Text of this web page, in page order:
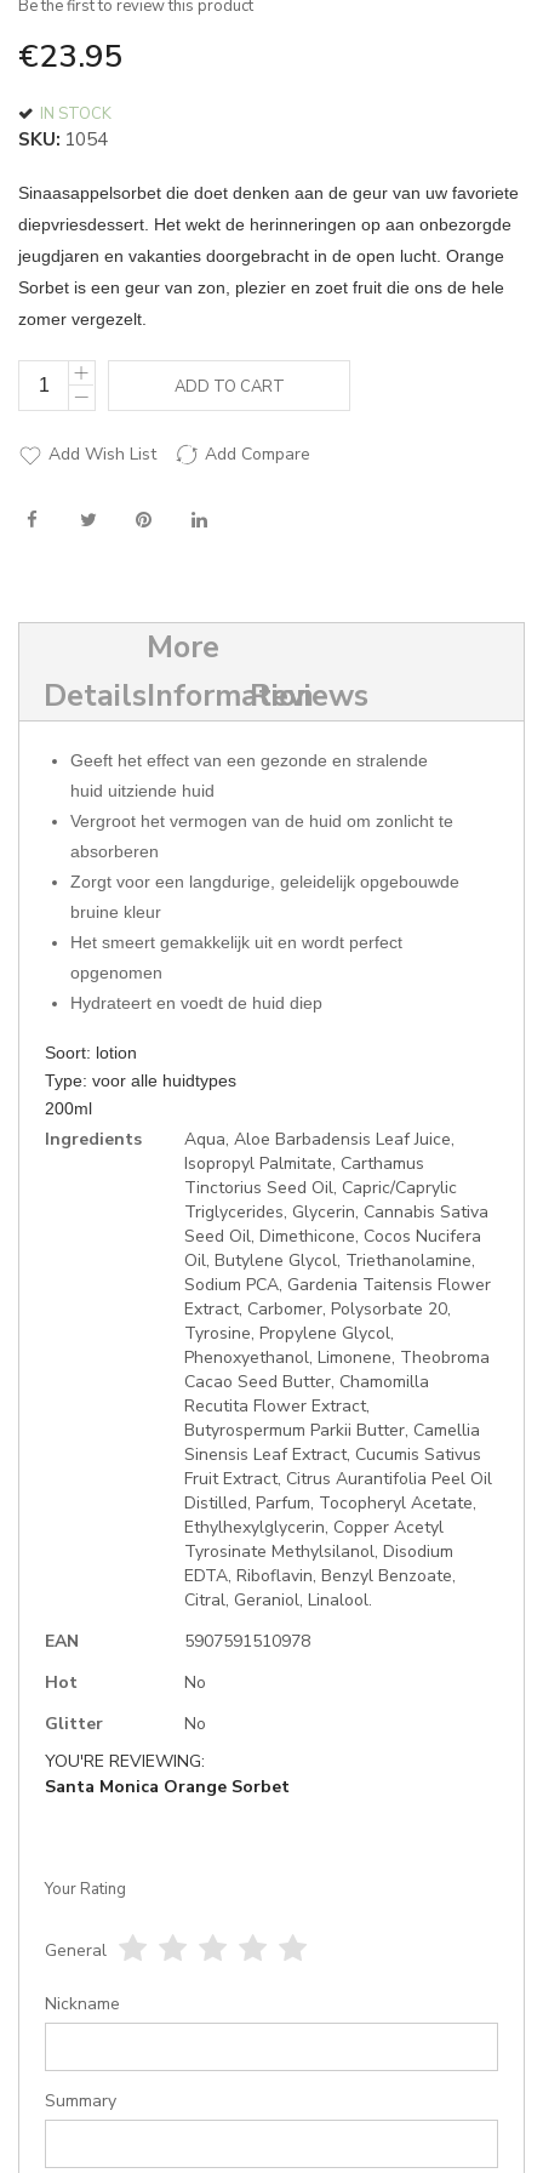
the
images
Be the first to review this product
€23.95
IN STOCK
SKU 1054
Sinaasappelsorbet die doet denken aan de geur van uw favoriete
diepvriesdessert. Het wekt de herinneringen op aan onbezorgde
jeugdjaren en vakanties doorgebracht in de open lucht. Orange
Sorbet is een geur van zon, plezier en zoet fruit die ons de hele
zomer vergezelt.
ADD TO CART
Add Wish List Add Compare
Details
More
Information
Reviews
Geeft het effect van een gezonde en stralende
huid uitziende huid
Vergroot het vermogen van de huid om zonlicht te
absorberen
Zorgt voor een langdurige, geleidelijk opgebouwde
bruine kleur
Het smeert gemakkelijk uit en wordt perfect
opgenomen
Hydrateert en voedt de huid diep
Soort: lotion
Type: voor alle huidtypes
200ml
More
Ingredients
Aqua, Aloe Barbadensis Leaf Juice,
Isopropyl Palmitate, Carthamus
Tinctorius Seed Oil, Capric/Caprylic
Triglycerides, Glycerin, Cannabis Sativa
Seed Oil, Dimethicone, Cocos Nucifera
Oil, Butylene Glycol, Triethanolamine,
Sodium PCA, Gardenia Taitensis Flower
Extract, Carbomer, Polysorbate 20,
Tyrosine, Propylene Glycol,
Phenoxyethanol, Limonene, Theobroma
Cacao Seed Butter, Chamomilla
Recutita Flower Extract,
Butyrospermum Parkii Butter, Camellia
Sinensis Leaf Extract, Cucumis Sativus
Fruit Extract, Citrus Aurantifolia Peel Oil
Distilled, Parfum, Tocopheryl Acetate,
Ethylhexylglycerin, Copper Acetyl
Tyrosinate Methylsilanol, Disodium
EDTA, Riboflavin, Benzyl Benzoate,
Citral, Geraniol, Linalool.
EAN
5907591510978
Hot
No
Glitter
No
YOU'RE REVIEWING:
Santa Monica Orange Sorbet
Your Rating
General
star
stars
stars
stars
stars
Nickname
Summary